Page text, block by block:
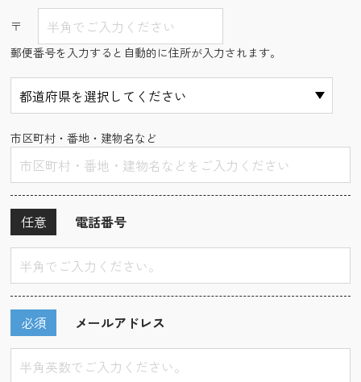
〒
郵便番号を入力すると自動的に住所が入力されます。
市区町村・番地・建物名など
電話番号
任意
メールアドレス
必須